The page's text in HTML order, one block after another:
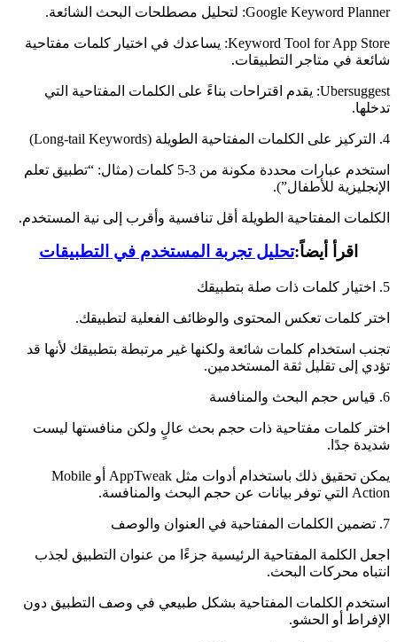
Google Keyword Planner: لتحليل مصطلحات البحث الشائعة.
Keyword Tool for App Store: يساعدك في اختيار كلمات مفتاحية
شائعة في متاجر التطبيقات.
Ubersuggest: يقدم اقتراحات بناءً على الكلمات المفتاحية التي
تدخلها.
4. التركيز على الكلمات المفتاحية الطويلة (Long-tail Keywords)
استخدم عبارات محددة مكونة من 3-5 كلمات (مثال: “تطبيق تعلم
الإنجليزية للأطفال”).
الكلمات المفتاحية الطويلة أقل تنافسية وأقرب إلى نية المستخدم.
اقرأ أيضاً:تحليل تجربة المستخدم في التطبيقات
5. اختيار كلمات ذات صلة بتطبيقك
اختر كلمات تعكس المحتوى والوظائف الفعلية لتطبيقك.
تجنب استخدام كلمات شائعة ولكنها غير مرتبطة بتطبيقك لأنها قد
تؤدي إلى تقليل ثقة المستخدمين.
6. قياس حجم البحث والمنافسة
اختر كلمات مفتاحية ذات حجم بحث عالٍ ولكن منافستها ليست
شديدة جدًا.
يمكن تحقيق ذلك باستخدام أدوات مثل AppTweak أو Mobile
Action التي توفر بيانات عن حجم البحث والمنافسة.
7. تضمين الكلمات المفتاحية في العنوان والوصف
اجعل الكلمة المفتاحية الرئيسية جزءًا من عنوان التطبيق لجذب
انتباه محركات البحث.
استخدم الكلمات المفتاحية بشكل طبيعي في وصف التطبيق دون
الإفراط أو الحشو.